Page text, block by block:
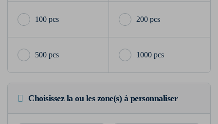
100 pcs 200 pcs
500 pcs 1000 pcs
Choisissez la ou les zone(s) à personnaliser